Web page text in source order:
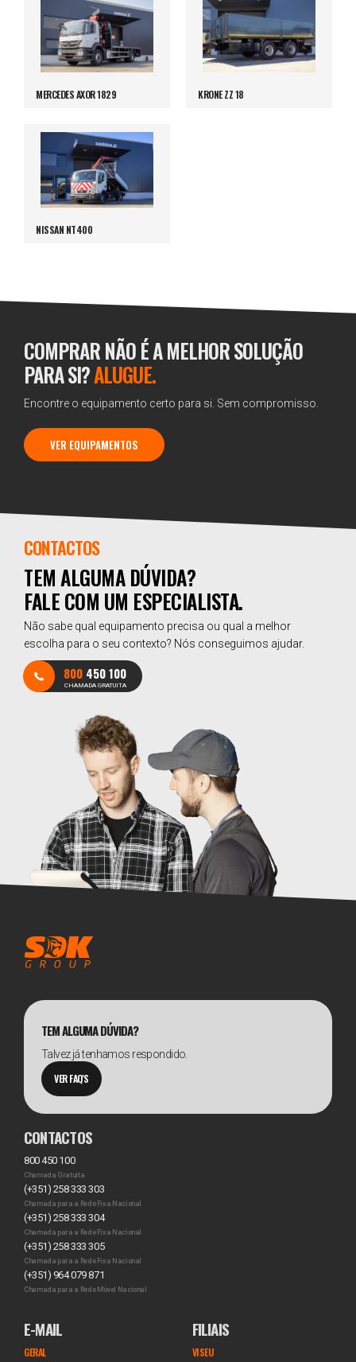
MERCEDES AXOR 1829 KRONE ZZ 18
NISSAN NT400
COMPRAR NÃO É A MELHOR SOLUÇÃO
PARA SI?ALUGUE.
Encontre o equipamento certo para si. Sem compromisso.
VER EQUIPAMENTOS
CONTACTOS
TEM ALGUMA DÚVIDA?
FALE COM UM ESPECIALISTA.
Não sabe qual equipamento precisa ou qual a melhor
escolha para o seu contexto? Nós conseguimos ajudar.
800 450 100
CHAMADA GRATUITA
TEM ALGUMA DÚVIDA?
Talvez já tenhamos respondido.
VER FAQ'S
CONTACTOS
800 450 100
Chamada Gratuita
(+351) 258 333 303
Chamada para a Rede Fixa Nacional
(+351) 258 333 304
Chamada para a Rede Fixa Nacional
(+351) 258 333 305
Chamada para a Rede Fixa Nacional
(+351) 964 079 871
Chamada para a Rede Móvel Nacional
E-MAIL
GERAL
FILIAIS
VISEU